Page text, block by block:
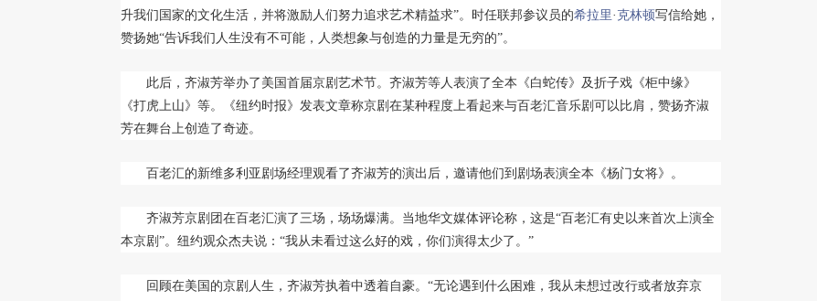
升我们国家的文化生活，并将激励人们努力追求艺术精益求”。时任联邦参议员的希拉里 · 克林顿写信给她，
赞扬她“告诉我们人生没有不可能，人类想象与创造的力量是无穷的”。
此后，齐淑芳举办了美国首届京剧艺术节。齐淑芳等人表演了全本《白蛇传》及折子戏《柜中缘》
《打虎上山》等。《纽约时报》发表文章称京剧在某种程度上看起来与百老汇音乐剧可以比肩，赞扬齐淑
芳在舞台上创造了奇迹。
百老汇的新维多利亚剧场经理观看了齐淑芳的演出后，邀请他们到剧场表演全本《杨门女将》。
齐淑芳京剧团在百老汇演了三场，场场爆满。当地华文媒体评论称，这是“百老汇有史以来首次上演全
本京剧”。纽约观众杰夫说：“我从未看过这么好的戏，你们演得太少了。”
回顾在美国的京剧人生，齐淑芳执着中透着自豪。“无论遇到什么困难，我从未想过改行或者放弃京